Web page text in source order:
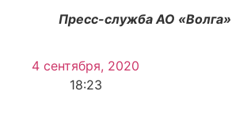
Пресс-служба АО «Волга»
4 сентября, 2020
18:23